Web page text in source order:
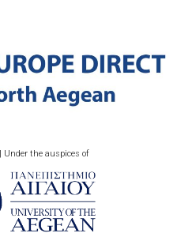
| Under the auspices of